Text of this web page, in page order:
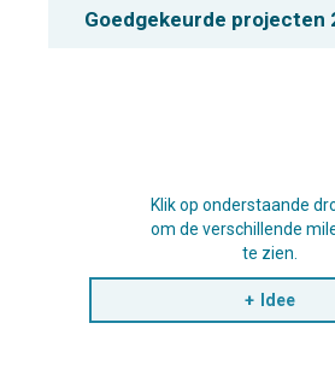
Goedgekeurde projecten
Klik op onderstaande
om de verschillende
te zien.
Idee